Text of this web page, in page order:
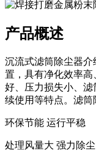
产品概述
沉流式滤筒除尘器
置，具有净化效率
好、压力损失小、
续使用等特点。滤
环保节能 运行平稳
处理风量大 强力除尘